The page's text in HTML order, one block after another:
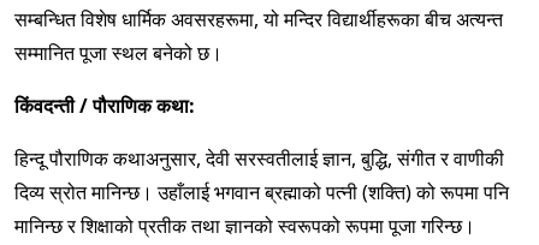
सम्बन्धित विशेष धार्मिक अवसरहरूमा, यो मन्दिर विद्यार्थीहरूका बीच अत्यन्त
सम्मानित पूजा स्थल बनेको छ।
किंवदन्ती / पौराणिक कथा:
हिन्दू पौराणिक कथाअनुसार, देवी सरस्वतीलाई ज्ञान, बुद्धि, संगीत र वाणीकी
दिव्य स्रोत मानिन्छ। उहाँलाई भगवान ब्रह्माको पत्नी (शक्ति) को रूपमा पनि
मानिन्छ र शिक्षाको प्रतीक तथा ज्ञानको स्वरूपको रूपमा पूजा गरिन्छ।